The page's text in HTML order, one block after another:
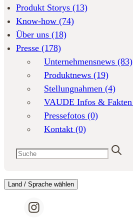
Produkt Storys (13)
Know-how (74)
Über uns (18)
Presse (178)
Unternehmensnews (83)
Produktnews (19)
Stellungnahmen (4)
VAUDE Infos & Fakten
Pressefotos (0)
Kontakt (0)
Land / Sprache wählen